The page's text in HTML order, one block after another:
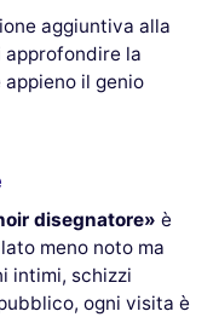
aggiuntiva alla
la
il genio
disegnatore» è
meno noto ma
intimi, schizzi
ogni visita è